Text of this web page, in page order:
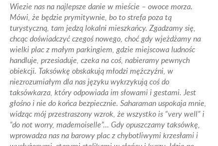
Wiezie nas na najlepsze danie w mieście – owoce morza.
Mówi, że będzie prymitywnie, bo to strefa poza tą
turystyczną, tam jedzą lokalni mieszkańcy. Zgadzamy się,
chcąc doświadczyć czegoś nowego, choć gdy wjeżdżamy na
wielki plac z małym parkingiem, gdzie miejscowa ludnośc
handluje, przesiaduje, czeka na coś, nabieramy pewnych
obiekcji. Taksówkę obskakują młodzi mężczyźni, w
niezrozumiałym dla nas języku wykrzykują coś do
taksówkarza, który odpowiada im słowami i gestami. Jest
głośno i nie do końca bezpiecznie. Saharaman uspokaja mnie,
widząc mój przestraszony wzrok, że wszystko is “very well” i
“do not worry, mademoiselle”… Gdy opuszczamy taksówkę,
wprowadza nas na barowy plac z chybotliwymi krzesłami i